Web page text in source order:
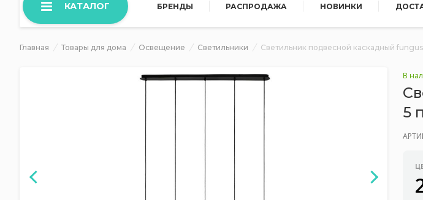
КАТАЛОГ БРЕНДЫ РАСПРОДАЖА НОВИНКИ
Главная Товары для дома Освещение Светильники Светильник подвесной каскадный
В
5